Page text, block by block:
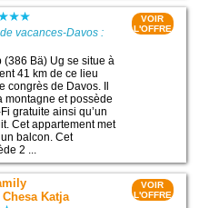
vacances-Davos :
(386 Bä) Ug se situe à
41 km de ce lieu
congrès de Davos. Il
montagne et possède
gratuite ainsi qu’un
Cet appartement met
balcon. Cet
2 ...
VOIR
L'OFFRE
Katja
VOIR
L'OFFRE